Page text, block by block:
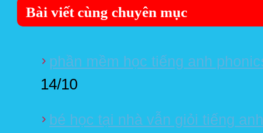
Bài viết cùng chuyên mục
phần mềm học tiếng anh
14/10
bé học tại nhà vẫn giỏi tiếng